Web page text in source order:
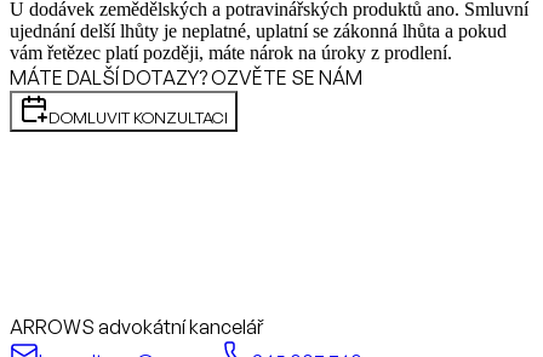
U dodávek zemědělských a potravinářských produktů ano. Smluvní
ujednání delší lhůty je neplatné, uplatní se zákonná lhůta a pokud
vám řetězec platí později, máte nárok na úroky z prodlení.
MÁTE DALŠÍ DOTAZY? OZVĚTE SE NÁM
DOMLUVIT KONZULTACI
ARROWS advokátní kancelář